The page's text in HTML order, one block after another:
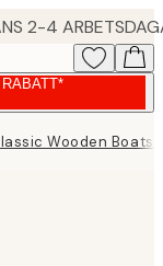
2-4
Wooden Boats